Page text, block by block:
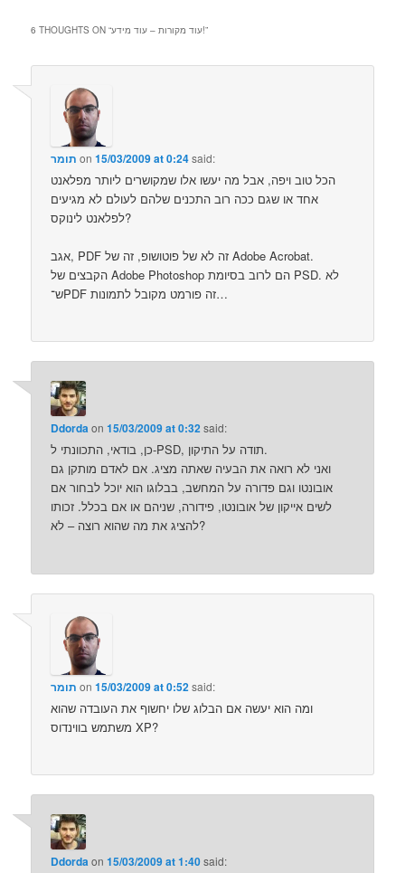
6 THOUGHTS ON “ עוד מקורות – עוד מידע!”
תומר on15/03/2009 at 0:24said:
הכל טוב ויפה, אבל מה יעשו אלו שמקושרים ליותר מפלאנט
אחד או שגם ככה רוב התכנים שלהם לעולם לא מגיעים
לפלאנט לינוקס?
אגב, PDF זה לא של פוטושופ, זה של Adobe Acrobat.
הקבצים של Adobe Photoshop הם לרוב בסיומת PSD. לא
ש־PDF זה פורמט מקובל לתמונות…
Ddordaon15/03/2009 at 0:32said:
כן, בודאי, התכוונתי ל-PSD, תודה על התיקון.
ואני לא רואה את הבעיה שאתה מציג. אם לאדם מותקן גם
אובונטו וגם פדורה על המחשב, בבלוגו הוא יוכל לבחור אם
לשים אייקון של אובונטו, פידורה, שניהם או אם בכלל. זכותו
להציג את מה שהוא רוצה – לא?
תומר on15/03/2009 at 0:52said:
ומה הוא יעשה אם הבלוג שלו יחשוף את העובדה שהוא
משתמש בווינדוס XP?
Ddordaon15/03/2009 at 1:40said: